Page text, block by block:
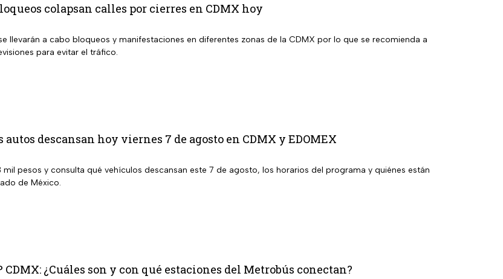
colapsan calles por cierres en CDMX hoy
llevarán a cabo bloqueos y manifestaciones en diferentes zonas de la CDMX por lo que se recomienda a
para evitar el tráfico.
autos descansan hoy viernes 7 de agosto en CDMX y EDOMEX
mil pesos y consulta qué vehículos descansan este 7 de agosto, los horarios del programa y quiénes están
de México.
CDMX: ¿Cuáles son y con qué estaciones del Metrobús conectan?